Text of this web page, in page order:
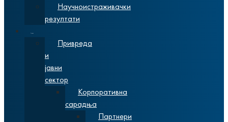
Научноистраживачки
резултати
Привреда
и
јавни
сектор
Корпоративна
сарадња
Партнери